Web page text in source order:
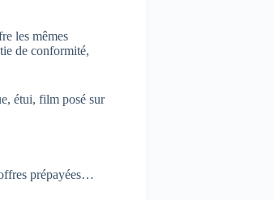
les mêmes
de conformité,
étui, film posé sur
prépayées…